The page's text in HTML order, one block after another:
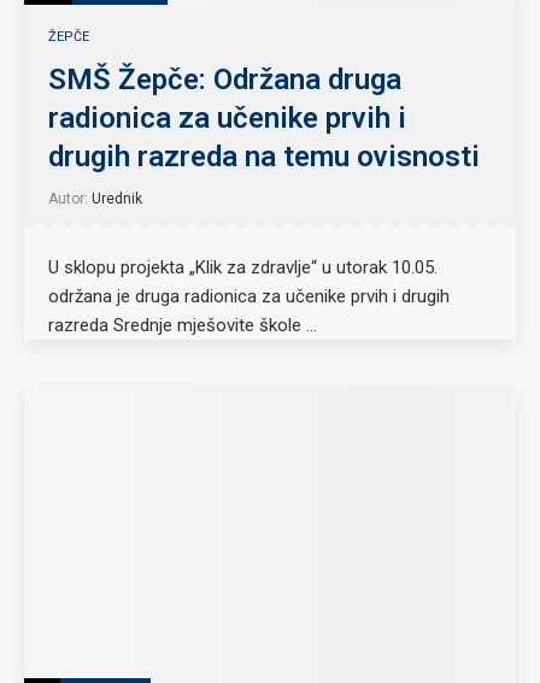
ŽEPČE
SMŠ Žepče: Održana druga
radionica za učenike prvih i
drugih razreda na temu ovisnosti
Autor: Urednik
U sklopu projekta „Klik za zdravlje“ u utorak 10.05.
održana je druga radionica za učenike prvih i drugih
razreda Srednje mješovite škole …